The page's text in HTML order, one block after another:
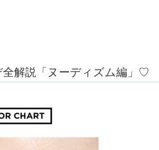
全解説「ヌーディズム編」♡